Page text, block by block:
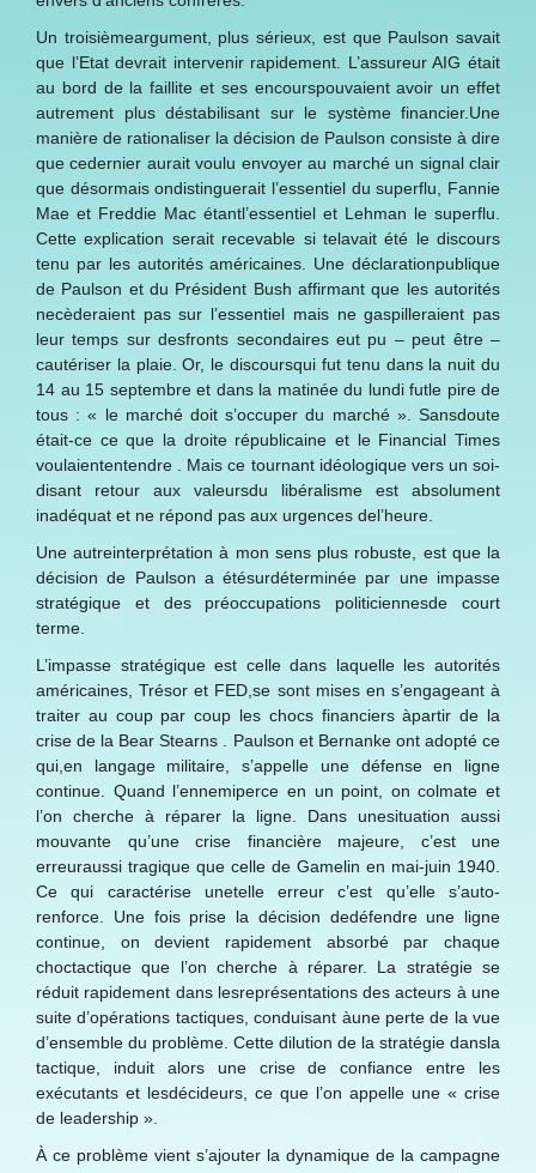
Un troisièmeargument, plus sérieux, est que Paulson savait
que l’Etat devrait intervenir rapidement. L’assureur AIG était
au bord de la faillite et ses encourspouvaient avoir un effet
autrement plus déstabilisant sur le système financier.Une
manière de rationaliser la décision de Paulson consiste à dire
que cedernier aurait voulu envoyer au marché un signal clair
que désormais ondistinguerait l’essentiel du superflu, Fannie
Mae et Freddie Mac étantl’essentiel et Lehman le superflu.
Cette explication serait recevable si telavait été le discours
tenu par les autorités américaines. Une déclarationpublique
de Paulson et du Président Bush affirmant que les autorités
necèderaient pas sur l’essentiel mais ne gaspilleraient pas
leur temps sur desfronts secondaires eut pu – peut être –
cautériser la plaie. Or, le discoursqui fut tenu dans la nuit du
14 au 15 septembre et dans la matinée du lundi futle pire de
tous : « le marché doit s’occuper du marché ». Sansdoute
était-ce ce que la droite républicaine et le Financial Times
voulaiententendre . Mais ce tournant idéologique vers un soi-
disant retour aux valeursdu libéralisme est absolument
inadéquat et ne répond pas aux urgences del’heure.
Une autreinterprétation à mon sens plus robuste, est que la
décision de Paulson a étésurdéterminée par une impasse
stratégique et des préoccupations politiciennesde court
terme.
L’impasse stratégique est celle dans laquelle les autorités
américaines, Trésor et FED,se sont mises en s’engageant à
traiter au coup par coup les chocs financiers àpartir de la
crise de la Bear Stearns . Paulson et Bernanke ont adopté ce
qui,en langage militaire, s’appelle une défense en ligne
continue. Quand l’ennemiperce en un point, on colmate et
l’on cherche à réparer la ligne. Dans unesituation aussi
mouvante qu’une crise financière majeure, c’est une
erreuraussi tragique que celle de Gamelin en mai-juin 1940.
Ce qui caractérise unetelle erreur c’est qu’elle s’auto-
renforce. Une fois prise la décision dedéfendre une ligne
continue, on devient rapidement absorbé par chaque
choctactique que l’on cherche à réparer. La stratégie se
réduit rapidement dans lesreprésentations des acteurs à une
suite d’opérations tactiques, conduisant àune perte de la vue
d’ensemble du problème. Cette dilution de la stratégie dansla
tactique, induit alors une crise de confiance entre les
exécutants et lesdécideurs, ce que l’on appelle une « crise
de leadership ».
À ce problème vient s’ajouter la dynamique de la campagne